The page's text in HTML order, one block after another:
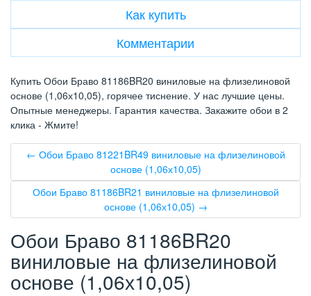
Как купить
Комментарии
Купить Обои Браво 81186BR20 виниловые на флизелиновой
основе (1,06х10,05), горячее тиснение. У нас лучшие цены.
Опытные менеджеры. Гарантия качества. Закажите обои в 2
клика - Жмите!
← Обои Браво 81221BR49 виниловые на флизелиновой
основе (1,06х10,05)
Обои Браво 81186BR21 виниловые на флизелиновой
основе (1,06х10,05) →
Обои Браво 81186BR20
виниловые на флизелиновой
основе (1,06х10,05)